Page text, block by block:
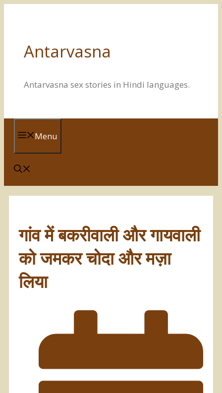
Antarvasna
Antarvasna sex stories in Hindi languages.
Menu
गांव में बकरीवाली और गायवाली
को जमकर चोदा और मज़ा
लिया